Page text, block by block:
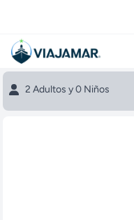
2 Adultos y 0 Niños